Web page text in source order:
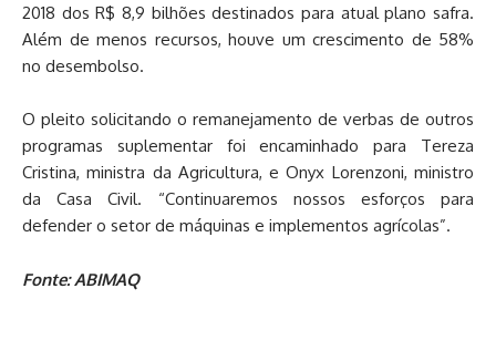
2018 dos R$ 8,9 bilhões destinados para atual plano safra.
Além de menos recursos, houve um crescimento de 58%
no desembolso.
O pleito solicitando o remanejamento de verbas de outros
programas suplementar foi encaminhado para Tereza
Cristina, ministra da Agricultura, e Onyx Lorenzoni, ministro
da Casa Civil. “Continuaremos nossos esforços para
defender o setor de máquinas e implementos agrícolas”.
Fonte: ABIMAQ